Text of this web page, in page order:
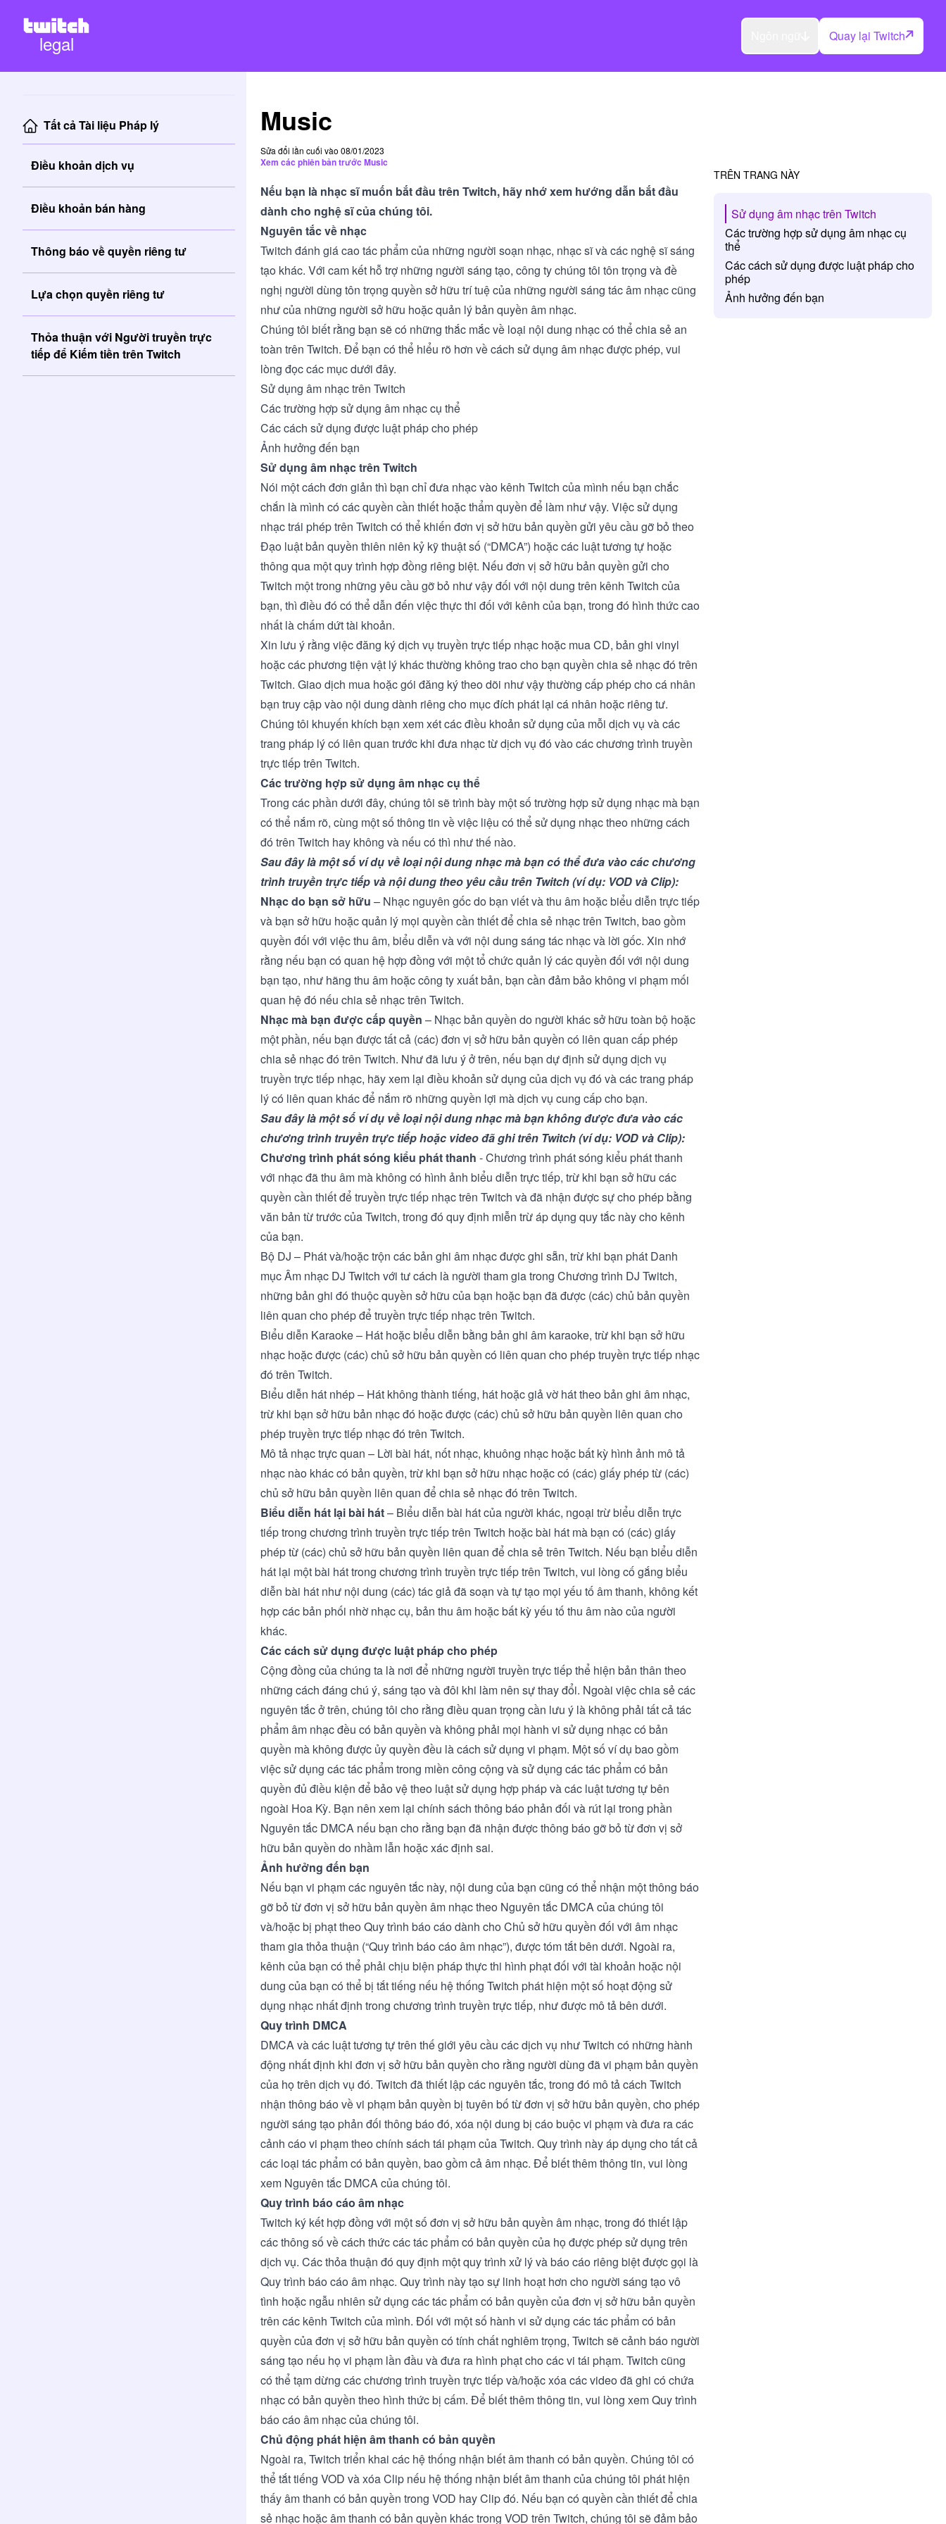
legal Quay lại Twitch
Tất cả Tài liệu Pháp lý
Điều khoản dịch vụ
Điều khoản bán hàng
Thông báo về quyền riêng tư
Lựa chọn quyền riêng tư
Thỏa thuận với Người truyền trực
tiếp để Kiếm tiền trên Twitch
Music
Sửa đổi lần cuối vào 08/01/2023
Xem các phiên bản trước Music
Nếu bạn là nhạc sĩ muốn bắt đầu trên Twitch, hãy nhớ xem hướng dẫn bắt đầu
dành cho nghệ sĩ của chúng tôi.
Nguyên tắc về nhạc
Twitch đánh giá cao tác phẩm của những người soạn nhạc, nhạc sĩ và các nghệ sĩ sáng
tạo khác. Với cam kết hỗ trợ những người sáng tạo, công ty chúng tôi tôn trọng và đề
nghị người dùng tôn trọng quyền sở hữu trí tuệ của những người sáng tác âm nhạc cũng
như của những người sở hữu hoặc quản lý bản quyền âm nhạc.
Chúng tôi biết rằng bạn sẽ có những thắc mắc về loại nội dung nhạc có thể chia sẻ an
toàn trên Twitch. Để bạn có thể hiểu rõ hơn về cách sử dụng âm nhạc được phép, vui
lòng đọc các mục dưới đây.
Sử dụng âm nhạc trên Twitch
Các trường hợp sử dụng âm nhạc cụ thể
Các cách sử dụng được luật pháp cho phép
Ảnh hưởng đến bạn
Sử dụng âm nhạc trên Twitch
Nói một cách đơn giản thì bạn chỉ đưa nhạc vào kênh Twitch của mình nếu bạn chắc
chắn là mình có các quyền cần thiết hoặc thẩm quyền để làm như vậy. Việc sử dụng
nhạc trái phép trên Twitch có thể khiến đơn vị sở hữu bản quyền gửi yêu cầu gỡ bỏ theo
Đạo luật bản quyền thiên niên kỷ kỹ thuật số (“DMCA”) hoặc các luật tương tự hoặc
thông qua một quy trình hợp đồng riêng biệt. Nếu đơn vị sở hữu bản quyền gửi cho
Twitch một trong những yêu cầu gỡ bỏ như vậy đối với nội dung trên kênh Twitch của
bạn, thì điều đó có thể dẫn đến việc thực thi đối với kênh của bạn, trong đó hình thức cao
nhất là chấm dứt tài khoản.
Xin lưu ý rằng việc đăng ký dịch vụ truyền trực tiếp nhạc hoặc mua CD, bản ghi vinyl
hoặc các phương tiện vật lý khác thường không trao cho bạn quyền chia sẻ nhạc đó trên
Twitch. Giao dịch mua hoặc gói đăng ký theo dõi như vậy thường cấp phép cho cá nhân
bạn truy cập vào nội dung dành riêng cho mục đích phát lại cá nhân hoặc riêng tư.
Chúng tôi khuyến khích bạn xem xét các điều khoản sử dụng của mỗi dịch vụ và các
trang pháp lý có liên quan trước khi đưa nhạc từ dịch vụ đó vào các chương trình truyền
trực tiếp trên Twitch.
Các trường hợp sử dụng âm nhạc cụ thể
Trong các phần dưới đây, chúng tôi sẽ trình bày một số trường hợp sử dụng nhạc mà bạn
có thể nắm rõ, cùng một số thông tin về việc liệu có thể sử dụng nhạc theo những cách
đó trên Twitch hay không và nếu có thì như thế nào.
Sau đây là một số ví dụ về loại nội dung nhạc mà bạn có thể đưa vào các chương
trình truyền trực tiếp và nội dung theo yêu cầu trên Twitch (ví dụ: VOD và Clip):
Nhạc do bạn sở hữu – Nhạc nguyên gốc do bạn viết và thu âm hoặc biểu diễn trực tiếp
và bạn sở hữu hoặc quản lý mọi quyền cần thiết để chia sẻ nhạc trên Twitch, bao gồm
quyền đối với việc thu âm, biểu diễn và với nội dung sáng tác nhạc và lời gốc. Xin nhớ
rằng nếu bạn có quan hệ hợp đồng với một tổ chức quản lý các quyền đối với nội dung
bạn tạo, như hãng thu âm hoặc công ty xuất bản, bạn cần đảm bảo không vi phạm mối
quan hệ đó nếu chia sẻ nhạc trên Twitch.
Nhạc mà bạn được cấp quyền – Nhạc bản quyền do người khác sở hữu toàn bộ hoặc
một phần, nếu bạn được tất cả (các) đơn vị sở hữu bản quyền có liên quan cấp phép
chia sẻ nhạc đó trên Twitch. Như đã lưu ý ở trên, nếu bạn dự định sử dụng dịch vụ
truyền trực tiếp nhạc, hãy xem lại điều khoản sử dụng của dịch vụ đó và các trang pháp
lý có liên quan khác để nắm rõ những quyền lợi mà dịch vụ cung cấp cho bạn.
Sau đây là một số ví dụ về loại nội dung nhạc mà bạn không đượcđưa vào các
chương trình truyền trực tiếp hoặc video đã ghi trên Twitch (ví dụ: VOD và Clip):
Chương trình phát sóng kiểu phát thanh - Chương trình phát sóng kiểu phát thanh
với nhạc đã thu âm mà không có hình ảnh biểu diễn trực tiếp, trừ khi bạn sở hữu các
quyền cần thiết để truyền trực tiếp nhạc trên Twitch và đã nhận được sự cho phép bằng
văn bản từ trước của Twitch, trong đó quy định miễn trừ áp dụng quy tắc này cho kênh
của bạn.
Bộ DJ – Phát và/hoặc trộn các bản ghi âm nhạc được ghi sẵn, trừ khi bạn phát Danh
mục Âm nhạc DJ Twitch với tư cách là người tham gia trong Chương trình DJ Twitch,
những bản ghi đó thuộc quyền sở hữu của bạn hoặc bạn đã được (các) chủ bản quyền
liên quan cho phép để truyền trực tiếp nhạc trên Twitch.
Biểu diễn Karaoke – Hát hoặc biểu diễn bằng bản ghi âm karaoke, trừ khi bạn sở hữu
nhạc hoặc được (các) chủ sở hữu bản quyền có liên quan cho phép truyền trực tiếp nhạc
đó trên Twitch.
Biểu diễn hát nhép – Hát không thành tiếng, hát hoặc giả vờ hát theo bản ghi âm nhạc,
trừ khi bạn sở hữu bản nhạc đó hoặc được (các) chủ sở hữu bản quyền liên quan cho
phép truyền trực tiếp nhạc đó trên Twitch.
Mô tả nhạc trực quan – Lời bài hát, nốt nhạc, khuông nhạc hoặc bất kỳ hình ảnh mô tả
nhạc nào khác có bản quyền, trừ khi bạn sở hữu nhạc hoặc có (các) giấy phép từ (các)
chủ sở hữu bản quyền liên quan để chia sẻ nhạc đó trên Twitch.
Biểu diễn hát lại bài hát– Biểu diễn bài hát của người khác, ngoại trừ biểu diễn trực
tiếp trong chương trình truyền trực tiếp trên Twitch hoặc bài hát mà bạn có (các) giấy
phép từ (các) chủ sở hữu bản quyền liên quan để chia sẻ trên Twitch. Nếu bạn biểu diễn
hát lại một bài hát trong chương trình truyền trực tiếp trên Twitch, vui lòng cố gắng biểu
diễn bài hát như nội dung (các) tác giả đã soạn và tự tạo mọi yếu tố âm thanh, không kết
hợp các bản phối nhờ nhạc cụ, bản thu âm hoặc bất kỳ yếu tố thu âm nào của người
khác.
Các cách sử dụng được luật pháp cho phép
Cộng đồng của chúng ta là nơi để những người truyền trực tiếp thể hiện bản thân theo
những cách đáng chú ý, sáng tạo và đôi khi làm nên sự thay đổi. Ngoài việc chia sẻ các
nguyên tắc ở trên, chúng tôi cho rằng điều quan trọng cần lưu ý là không phải tất cả tác
phẩm âm nhạc đều có bản quyền và không phải mọi hành vi sử dụng nhạc có bản
quyền mà không được ủy quyền đều là cách sử dụng vi phạm. Một số ví dụ bao gồm
việc sử dụng các tác phẩm trong miền công cộng và sử dụng các tác phẩm có bản
quyền đủ điều kiện để bảo vệ theo luật sử dụng hợp pháp và các luật tương tự bên
ngoài Hoa Kỳ. Bạn nên xem lại chính sách thông báo phản đối và rút lại trong phần
Nguyên tắc DMCA nếu bạn cho rằng bạn đã nhận được thông báo gỡ bỏ từ đơn vị sở
hữu bản quyền do nhầm lẫn hoặc xác định sai.
Ảnh hưởng đến bạn
Nếu bạn vi phạm các nguyên tắc này, nội dung của bạn cũng có thể nhận một thông báo
gỡ bỏ từ đơn vị sở hữu bản quyền âm nhạc theo Nguyên tắc DMCAcủa chúng tôi
và/hoặc bị phạt theoQuy trình báo cáo dành cho Chủ sở hữu quyền đối với âm nhạc
tham gia thỏa thuận (“Quy trình báo cáo âm nhạc”), được tóm tắt bên dưới. Ngoài ra,
kênh của bạn có thể phải chịu biện pháp thực thi hình phạt đối với tài khoản hoặc nội
dung của bạn có thể bị tắt tiếng nếu hệ thống Twitch phát hiện một số hoạt động sử
dụng nhạc nhất định trong chương trình truyền trực tiếp, như được mô tả bên dưới.
Quy trình DMCA
DMCA và các luật tương tự trên thế giới yêu cầu các dịch vụ như Twitch có những hành
động nhất định khi đơn vị sở hữu bản quyền cho rằng người dùng đã vi phạm bản quyền
của họ trên dịch vụ đó. Twitch đã thiết lập các nguyên tắc, trong đó mô tả cách Twitch
nhận thông báo về vi phạm bản quyền bị tuyên bố từ đơn vị sở hữu bản quyền, cho phép
người sáng tạo phản đối thông báo đó, xóa nội dung bị cáo buộc vi phạm và đưa ra các
cảnh cáo vi phạm theo chính sách tái phạm của Twitch. Quy trình này áp dụng cho tất cả
các loại tác phẩm có bản quyền, bao gồm cả âm nhạc. Để biết thêm thông tin, vui lòng
xem Nguyên tắc DMCAcủa chúng tôi.
Quy trình báo cáo âm nhạc
Twitch ký kết hợp đồng với một số đơn vị sở hữu bản quyền âm nhạc, trong đó thiết lập
các thông số về cách thức các tác phẩm có bản quyền của họ được phép sử dụng trên
dịch vụ. Các thỏa thuận đó quy định một quy trình xử lý và báo cáo riêng biệt được gọi là
Quy trình báo cáo âm nhạc. Quy trình này tạo sự linh hoạt hơn cho người sáng tạo vô
tình hoặc ngẫu nhiên sử dụng các tác phẩm có bản quyền của đơn vị sở hữu bản quyền
trên các kênh Twitch của mình. Đối với một số hành vi sử dụng các tác phẩm có bản
quyền của đơn vị sở hữu bản quyền có tính chất nghiêm trọng, Twitch sẽ cảnh báo người
sáng tạo nếu họ vi phạm lần đầu và đưa ra hình phạt cho các vi tái phạm. Twitch cũng
có thể tạm dừng các chương trình truyền trực tiếp và/hoặc xóa các video đã ghi có chứa
nhạc có bản quyền theo hình thức bị cấm. Để biết thêm thông tin, vui lòng xemQuy trình
báo cáo âm nhạccủa chúng tôi.
Chủ động phát hiện âm thanh có bản quyền
Ngoài ra, Twitch triển khai các hệ thống nhận biết âm thanh có bản quyền. Chúng tôi có
thể tắt tiếng VOD và xóa Clip nếu hệ thống nhận biết âm thanh của chúng tôi phát hiện
thấy âm thanh có bản quyền trong VOD hay Clip đó. Nếu bạn có quyền cần thiết để chia
sẻ nhạc hoặc âm thanh có bản quyền khác trong VOD trên Twitch, chúng tôi sẽ đảm bảo
TRÊN TRANG NÀY
Sử dụng âm nhạc trên Twitch
Các trường hợp sử dụng âm nhạc cụ
thể
Các cách sử dụng được luật pháp cho
phép
Ảnh hưởng đến bạn